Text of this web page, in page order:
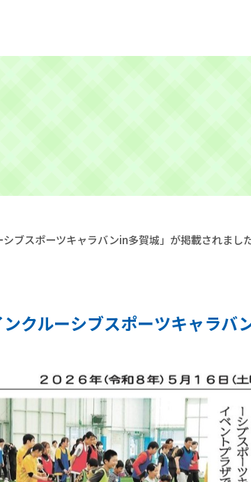
ブスポーツキャラバンin多賀城」が掲載されまし
クルーシブスポーツキャラバ